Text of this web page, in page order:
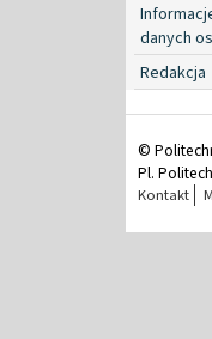
danych
Redakcja
©
Pl.
Kontakt